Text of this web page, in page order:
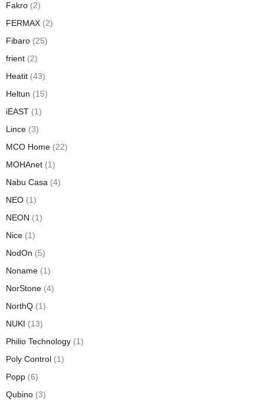
Fakro (2)
FERMAX (2)
Fibaro (25)
frient (2)
Heatit (43)
Heltun (15)
iEAST (1)
Lince (3)
MCO Home (22)
MOHAnet (1)
Nabu Casa (4)
NEO (1)
NEON (1)
Nice (1)
NodOn (5)
Noname (1)
NorStone (4)
NorthQ (1)
NUKI (13)
Philio Technology (1)
Poly Control (1)
Popp (6)
Qubino (3)